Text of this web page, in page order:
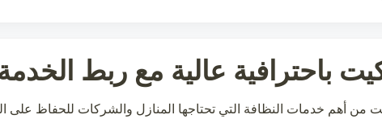
باحترافية عالية مع ربط
من أهم خدمات النظافة التي تحتاجها المنازل والشركات للحفاظ على